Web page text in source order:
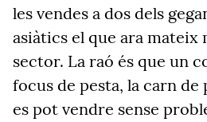
les vendes a dos dels
asiàtics el que ara mateix
sector. La raó és que un
focus de pesta, la carn
es pot vendre sense